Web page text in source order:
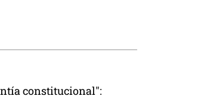
constitucional":